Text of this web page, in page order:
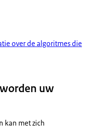
over de algoritmes die
uw
kan met zich